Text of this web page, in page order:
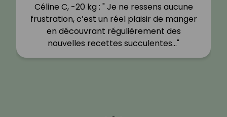
Céline C, -20 kg : " Je ne ressens aucune
frustration, c’est un réel plaisir de manger
en découvrant régulièrement des
nouvelles recettes succulentes…"